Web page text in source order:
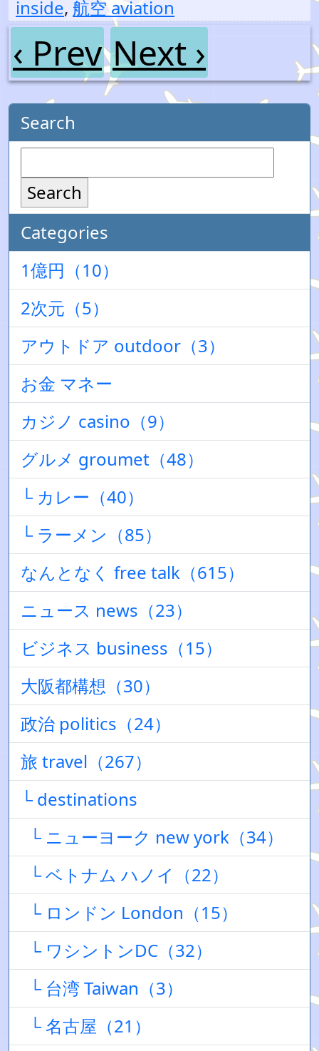
inside, 航空 aviation
‹ Prev Next ›
Search
Search
Categories
1億円（10）
2次元（5）
アウトドア outdoor（3）
お金 マネー
カジノ casino（9）
グルメ groumet（48）
└ カレー（40）
└ ラーメン（85）
なんとなく free talk（615）
ニュース news（23）
ビジネス business（15）
大阪都構想（30）
政治 politics（24）
旅 travel（267）
└ destinations
└ ニューヨーク new york（34）
└ ベトナム ハノイ（22）
└ ロンドン London（15）
└ ワシントンDC（32）
└ 台湾 Taiwan（3）
└ 名古屋（21）